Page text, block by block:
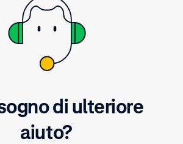
di ulteriore
aiuto?